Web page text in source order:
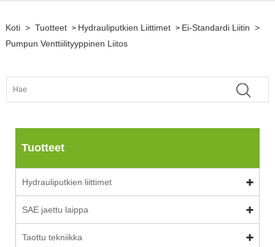
Koti > Tuotteet > Hydrauliputkien Liittimet > Ei-Standardi Liitin >
Pumpun Venttiilityyppinen Liitos
Tuotteet
Hydrauliputkien liittimet
SAE jaettu laippa
Taottu tekniikka